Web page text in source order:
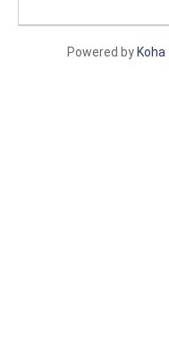
Powered by Koha